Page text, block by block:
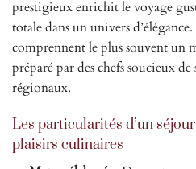
prestigieux enrichit le voyage
totale dans un univers d’élégance.
comprennent le plus souvent un
préparé par des chefs soucieux
régionaux.
Les particularités d’un
plaisirs culinaires